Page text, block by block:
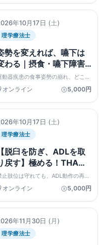
：今村泰丈先生
・前庭体性感覚編。見逃し配信・受
年10月17日 (土)
理学療法士
勢を変えれば、嚥下は
わる｜摂食・嚥下障害
改善させるポジショニ
グ【運動器疾患編】〜
、どう直したらよいの
〜 講師：内田 学先生
動器疾患の食事姿勢の崩れ、どこか
直せますか。大腿骨骨折・変形性股
節症を題材に、頚部・体幹・骨盤の
ぶWEBセミナー。PT・OT・ST対
オンライン 5,000円
年10月17日 (土)
理学療法士
【脱臼を防ぎ、ADLを取
戻す】極める！THA術
に対する理学療法〜機
解剖学に基づく脱臼予
〜 講師：⼩野 志操先
止肢位は守れても、ADL動作の再建
で踏み込めていますか。THA術後の
臼予防と運動機能再建を機能解剖か
軸を読む視点まで。PT・OT対象
オンライン 5,000円
年11月30日 (月)
理学療法士